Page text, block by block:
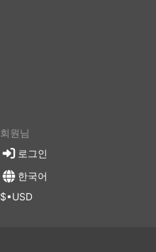
회원님
로그인
한국어
$•USD